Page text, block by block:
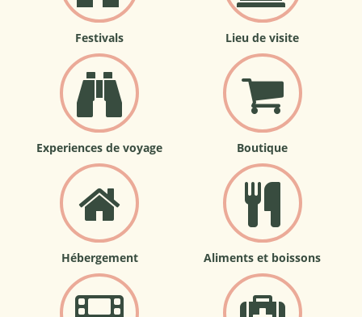
Festivals Lieu de visite
Experiences de voyage Boutique
Hébergement Aliments et boissons